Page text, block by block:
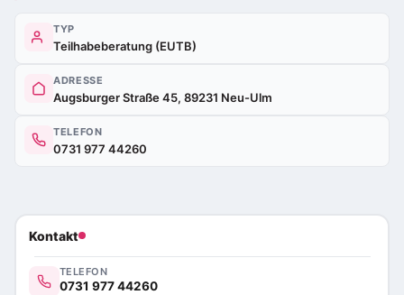
TYP
Teilhabeberatung (EUTB)
ADRESSE
Augsburger Straße 45, 89231 Neu-Ulm
TELEFON
0731 977 44260
Kontakt
TELEFON
0731 977 44260